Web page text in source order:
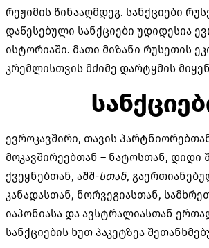
რეჟიმის წინააღმდეგ. სანქციები
დაწესებული სანქციები უდიდესია
ისტორიაში. მათი მიზანი რუსეთის
კრემლისთვის მძიმე დარტყმის
ევროკავშირი, თავის
მოკავშირეებთან – ნატოსთან, დიდი
ქვეყნებთან, აშშ-სთან,
კანადასთან, ნორვეგიასთან,
იაპონიასა და ავსტრალიასთან
სანქციების ხუთ პაკეტზეა